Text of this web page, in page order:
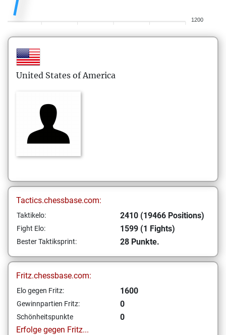
1200
United States of America
Tactics.chessbase.com:
Taktikelo: 2410 (19466 Positions)
Fight Elo: 1599 (1 Fights)
Bester Taktiksprint: 28 Punkte.
Fritz.chessbase.com:
Elo gegen Fritz: 1600
Gewinnpartien Fritz: 0
Schönheitspunkte
0
Erfolge gegen Fritz...